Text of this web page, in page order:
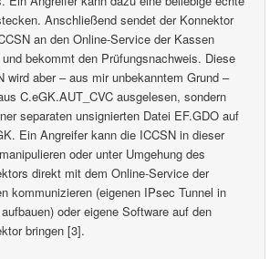
Anschließend sendet der Konnektor
an den Online-Service der Kassen
und bekommt den Prüfungsnachweis. Diese
wird aber – aus mir unbekanntem Grund –
C.eGK.AUT_CVC ausgelesen, sondern
separaten unsignierten Datei EF.GDO auf
Ein Angreifer kann die ICCSN in dieser
oder unter Umgehung des
direkt mit dem Online-Service der
kommunizieren (eigenen IPsec Tunnel in
oder eigene Software auf den
bringen [3].